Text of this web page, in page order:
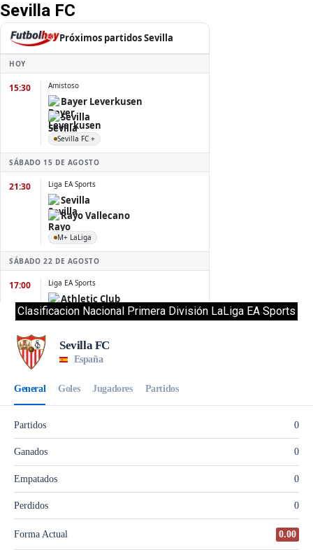
Sevilla FC
Clasificacion Nacional Primera División LaLiga EA Sports